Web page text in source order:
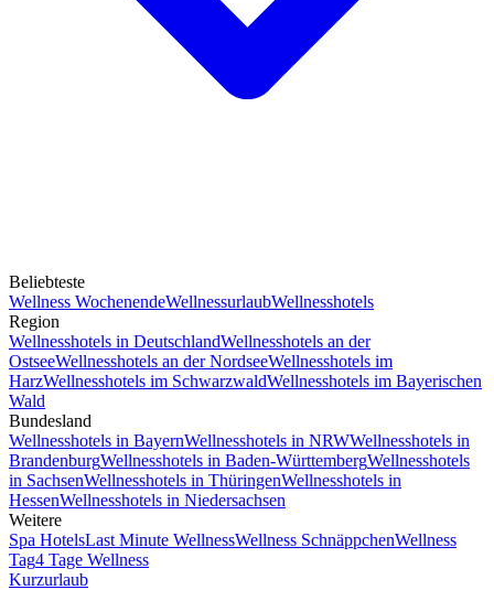
Beliebteste
Wellness WochenendeWellnessurlaubWellnesshotels
Region
Wellnesshotels in DeutschlandWellnesshotels an der
OstseeWellnesshotels an der NordseeWellnesshotels im
HarzWellnesshotels im SchwarzwaldWellnesshotels im Bayerischen
Wald
Bundesland
Wellnesshotels in BayernWellnesshotels in NRWWellnesshotels in
BrandenburgWellnesshotels in Baden-WürttembergWellnesshotels
in SachsenWellnesshotels in ThüringenWellnesshotels in
HessenWellnesshotels in Niedersachsen
Weitere
Spa HotelsLast Minute WellnessWellness SchnäppchenWellness
Tag4 Tage Wellness
Kurzurlaub